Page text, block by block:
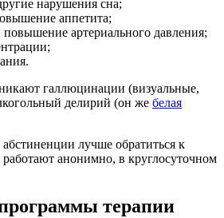
нарушения сна;
аппетита;
повышение артериального давления;
галлюцинации (визуальные,
делирий (он же белая
лучше обратиться к
анонимно, в круглосуточном
терапии